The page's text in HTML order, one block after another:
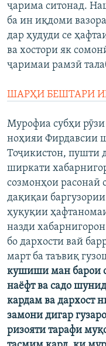
ҷарима ситонад.
ба ин иқдоми
дар ҳудуди се
ва хостори як
ҷаримаи рамзӣ
ШАРҲИ БЕШТАРИ
Мурофиа субҳи
ноҳияи Фирдавсии
Тоҷикистон, пушти
ширкати
созмонҳои расонаӣ
дақиқаи
ҳуқуқии
назди
бо дархости вай
март ба таъвиқ
кушиши ман барои
наёфт ва садо
кардам ва дархост
замони дигар
ризояти тарафи